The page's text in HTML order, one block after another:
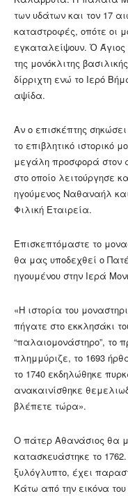
των υδάτων και τον 17
καταστροφές, οπότε οι
εγκαταλείψουν. Ὁ Άγιος
της μονόκλιτης
δίρριχτη ενώ το Ιερό
αψίδα.
Αν ο επισκέπτης
το επιβλητικό ιστορικό
μεγάλη προσφορά στον
στο οποίο λειτούργησε
ηγούμενος Ναθαναήλ
Φιλική Εταιρεία.
Επισκεπτόμαστε το
θα μας υποδεχθεί ο
ηγουμένου στην Ιερά
«Η ιστορία του
πήγατε στο εκκλησάκι
“παλαιομονάστηρο”, το
πλημμύριζε, το 1693
το 1740 εκδηλώθηκε
ανακαινίσθηκε
βλέπετε τώρα».
Ο πάτερ Αθανάσιος θα
κατασκευάστηκε το
ξυλόγλυπτο, έχει
Κάτω από την εικόνα